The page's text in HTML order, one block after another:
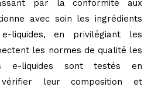
par la conformité aux
avec soin les ingrédients
liquides, en privilégiant les
les normes de qualité les
e-liquides sont testés en
leur composition et